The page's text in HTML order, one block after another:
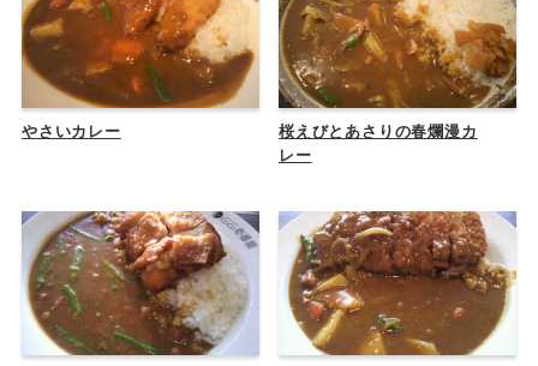
やさいカレー
桜えびとあさりの春爛漫カ
レー